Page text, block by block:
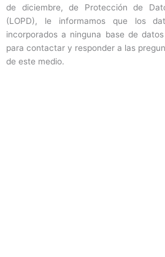
de diciembre, de Protección de
(LOPD), le informamos que los
incorporados a ninguna base de
para contactar y responder a las
de este medio.